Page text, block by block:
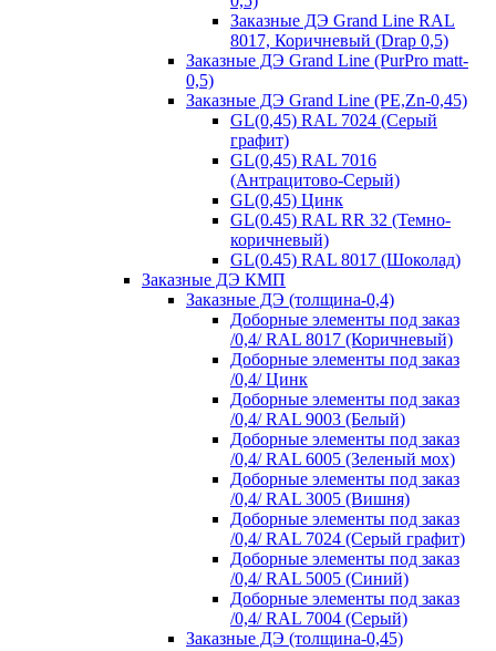
Заказные ДЭ Grand Line RAL
8017, Коричневый (Drap 0,5)
Заказные ДЭ Grand Line (PurPro matt-
0,5)
Заказные ДЭ Grand Line (PE,Zn-0,45)
GL(0,45) RAL 7024 (Серый
графит)
GL(0,45) RAL 7016
(Антрацитово-Серый)
GL(0,45) Цинк
GL(0.45) RAL RR 32 (Темно-
коричневый)
GL(0.45) RAL 8017 (Шоколад)
Заказные ДЭ КМП
Заказные ДЭ (толщина-0,4)
Доборные элементы под заказ
/0,4/ RAL 8017 (Коричневый)
Доборные элементы под заказ
/0,4/ Цинк
Доборные элементы под заказ
/0,4/ RAL 9003 (Белый)
Доборные элементы под заказ
/0,4/ RAL 6005 (Зеленый мох)
Доборные элементы под заказ
/0,4/ RAL 3005 (Вишня)
Доборные элементы под заказ
/0,4/ RAL 7024 (Серый графит)
Доборные элементы под заказ
/0,4/ RAL 5005 (Синий)
Доборные элементы под заказ
/0,4/ RAL 7004 (Серый)
Заказные ДЭ (толщина-0,45)